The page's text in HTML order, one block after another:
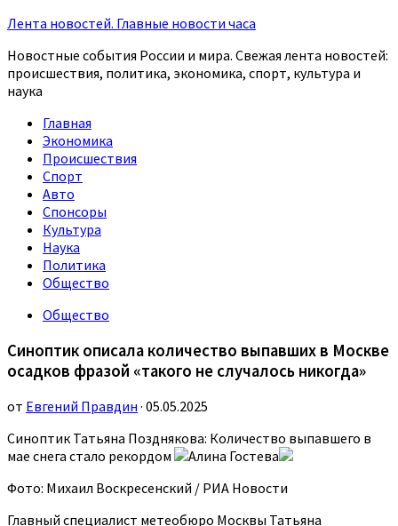
Лента новостей. Главные новости часа
Новостные события России и мира. Свежая лента новостей:
происшествия, политика, экономика, спорт, культура и
наука
Главная
Экономика
Происшествия
Спорт
Авто
Спонсоры
Культура
Наука
Политика
Общество
Общество
Синоптик описала количество выпавших в Москве
осадков фразой «такого не случалось никогда»
от Евгений Правдин · 05.05.2025
Синоптик Татьяна Позднякова: Количество выпавшего в
мае снега стало рекордом
Алина Гостева
Фото: Михаил Воскресенский / РИА Новости
Главный специалист метеобюро Москвы Татьяна